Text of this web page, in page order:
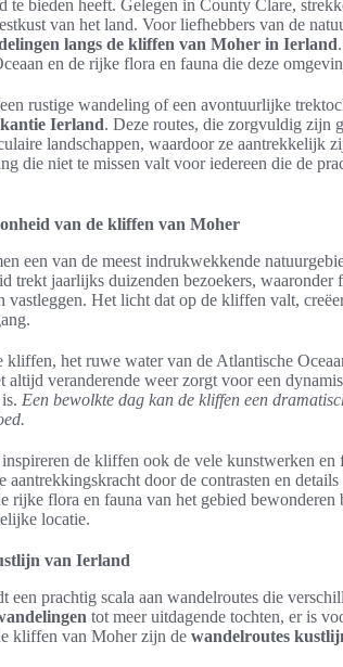
te bieden heeft. Gelegen in County Clare,
van het land. Voor liefhebbers van de
langs de kliffen van Moher in Ierland
en de rijke flora en fauna die deze
rustige wandeling of een avontuurlijke
Ierland. Deze routes, die zorgvuldig zijn
landschappen, waardoor ze aantrekkelijk
die niet te missen valt voor iedereen die de
van de kliffen van Moher
een van de meest indrukwekkende
trekt jaarlijks duizenden bezoekers,
vastleggen. Het licht dat op de kliffen valt,
kliffen, het ruwe water van de Atlantische
veranderende weer zorgt voor een
Een bewolkte dag kan de kliffen een
de kliffen ook de vele kunstwerken en
aantrekkingskracht door de contrasten en
rijke flora en fauna van het gebied
locatie.
van Ierland
prachtig scala aan wandelroutes die
tot meer uitdagende tochten, er is
kliffen van Moher zijn de wandelroutes